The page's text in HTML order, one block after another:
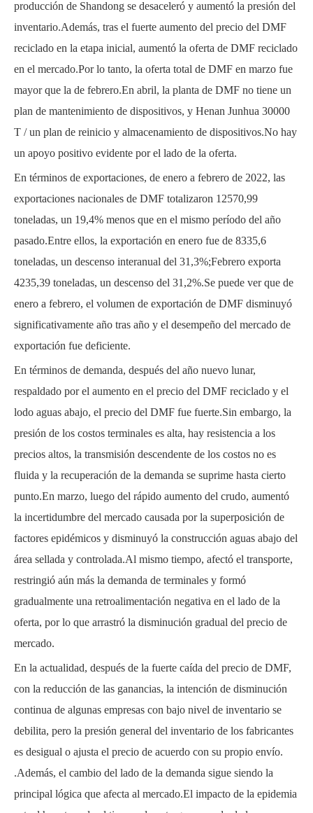
producción de Shandong se desaceleró y aumentó la presión del
inventario.Además, tras el fuerte aumento del precio del DMF
reciclado en la etapa inicial, aumentó la oferta de DMF reciclado
en el mercado.Por lo tanto, la oferta total de DMF en marzo fue
mayor que la de febrero.En abril, la planta de DMF no tiene un
plan de mantenimiento de dispositivos, y Henan Junhua 30000
T / un plan de reinicio y almacenamiento de dispositivos.No hay
un apoyo positivo evidente por el lado de la oferta.
En términos de exportaciones, de enero a febrero de 2022, las
exportaciones nacionales de DMF totalizaron 12570,99
toneladas, un 19,4% menos que en el mismo período del año
pasado.Entre ellos, la exportación en enero fue de 8335,6
toneladas, un descenso interanual del 31,3%;Febrero exporta
4235,39 toneladas, un descenso del 31,2%.Se puede ver que de
enero a febrero, el volumen de exportación de DMF disminuyó
significativamente año tras año y el desempeño del mercado de
exportación fue deficiente.
En términos de demanda, después del año nuevo lunar,
respaldado por el aumento en el precio del DMF reciclado y el
lodo aguas abajo, el precio del DMF fue fuerte.Sin embargo, la
presión de los costos terminales es alta, hay resistencia a los
precios altos, la transmisión descendente de los costos no es
fluida y la recuperación de la demanda se suprime hasta cierto
punto.En marzo, luego del rápido aumento del crudo, aumentó
la incertidumbre del mercado causada por la superposición de
factores epidémicos y disminuyó la construcción aguas abajo del
área sellada y controlada.Al mismo tiempo, afectó el transporte,
restringió aún más la demanda de terminales y formó
gradualmente una retroalimentación negativa en el lado de la
oferta, por lo que arrastró la disminución gradual del precio de
mercado.
En la actualidad, después de la fuerte caída del precio de DMF,
con la reducción de las ganancias, la intención de disminución
continua de algunas empresas con bajo nivel de inventario se
debilita, pero la presión general del inventario de los fabricantes
es desigual o ajusta el precio de acuerdo con su propio envío.
.Además, el cambio del lado de la demanda sigue siendo la
principal lógica que afecta al mercado.El impacto de la epidemia